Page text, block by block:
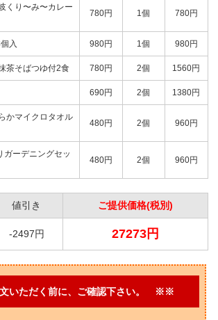
くり〜み〜カレー
780円 1個 780円
入 980円 1個 980円
茶そばつゆ付2食 780円 2個 1560円
690円 2個 1380円
かマイクロタオル
480円 2個 960円
ガーデニングセッ
480円 2個 960円
値引き ご提供価格(税別)
-2497円 27273円
ただく前に、ご確認下さい。 ※※